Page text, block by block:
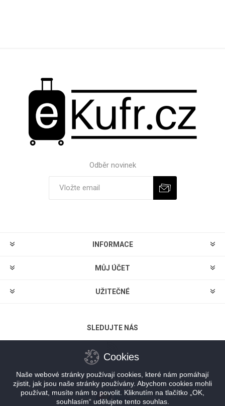
Odběr novinek
INFORMACE
MŮJ ÚČET
UŽITEČNÉ
SLEDUJTE NÁS
MOŽNOSTI PLATBY
Cookies
Naše webové stránky používají cookies, které nám pomáhají
zjistit, jak jsou naše stránky používány. Abychom cookies mohli
používat, musíte nám to povolit. Kliknutím na tlačítko „OK,
souhlasím“ udělujete tento souhlas.